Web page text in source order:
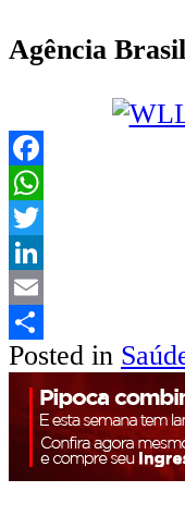
Agência Brasil
Facebook
WhatsApp
Twitter
LinkedIn
Email
Share
Posted in